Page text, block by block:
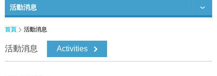
活動消息
首頁 活動消息
活動消息 Activities